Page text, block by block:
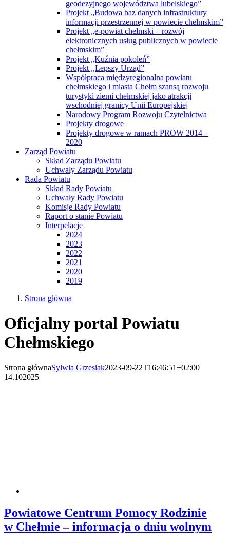
geodezyjnego województwa lubelskiego”
Projekt „Budowa baz danych infrastruktury
informacji przestrzennej w powiecie chełmskim”
Projekt „e-powiat chełmski – rozwój
elektronicznych usług publicznych w powiecie
chełmskim”
Projekt „Kuźnia pokoleń”
Projekt ,,Lepszy Urząd”
Współpraca międzyregionalna powiatu
chełmskiego i miasta Chełm szansą rozwoju
turystyki ziemi chełmskiej jako atrakcji
wschodniej granicy Unii Europejskiej
Narodowy Program Rozwoju Czytelnictwa
Projekty drogowe
Projekty drogowe w ramach PROW 2014 –
2020
Zarząd Powiatu
Skład Zarządu Powiatu
Uchwały Zarządu Powiatu
Rada Powiatu
Skład Rady Powiatu
Uchwały Rady Powiatu
Komisje Rady Powiatu
Raport o stanie Powiatu
Interpelacje
2024
2023
2022
2021
2020
2019
Strona główna
Oficjalny portal Powiatu
Chełmskiego
Strona głównaSylwia Grzesiak2023-09-22T16:46:51+02:00
14.102025
Powiatowe Centrum Pomocy Rodzinie
w Chełmie – informacja o dniu wolnym